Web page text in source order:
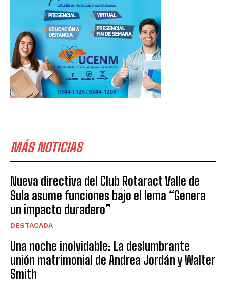
MÁS NOTICIAS
Nueva directiva del Club Rotaract Valle de
Sula asume funciones bajo el lema “Genera
un impacto duradero”
DESTACADA
Una noche inolvidable: La deslumbrante
unión matrimonial de Andrea Jordán y Walter
Smith